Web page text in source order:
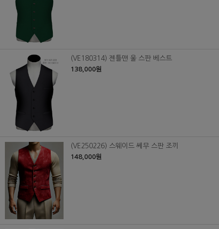
(VE180314) 젠틀맨 울 스판 베스트
138,000원
(VE250226) 스웨이드 쎄무 스판 조끼
148,000원